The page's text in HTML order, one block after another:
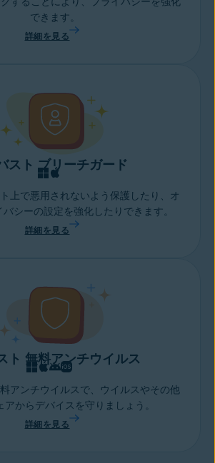
できます。
詳細を見る
スト ブリーチガード
上で悪用されないよう保護したり、オ
シーの設定を強化したりできます。
詳細を見る
ト 無料アンチウイルス
アンチウイルスで、ウイルスやその他
アからデバイスを守りましょう。
詳細を見る